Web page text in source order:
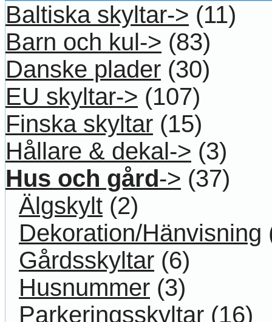
Baltiska skyltar-> (11)
Barn och kul-> (83)
Danske plader (30)
EU skyltar-> (107)
Finska skyltar (15)
Hållare & dekal-> (3)
Hus och gård-> (37)
Älgskylt (2)
Dekoration/Hänvisning
Gårdsskyltar (6)
Husnummer (3)
Parkeringsskyltar (16)